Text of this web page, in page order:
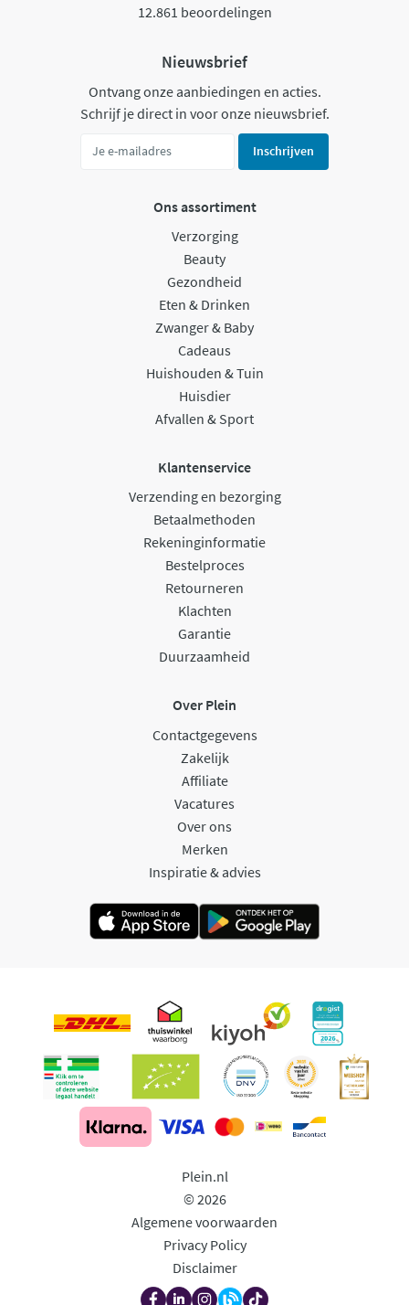
12.861 beoordelingen
Nieuwsbrief
Ontvang onze aanbiedingen en acties.
Schrijf je direct in voor onze nieuwsbrief.
Inschrijven
Ons assortiment
Verzorging
Beauty
Gezondheid
Eten & Drinken
Zwanger & Baby
Cadeaus
Huishouden & Tuin
Huisdier
Afvallen & Sport
Klantenservice
Verzending en bezorging
Betaalmethoden
Rekeninginformatie
Bestelproces
Retourneren
Klachten
Garantie
Duurzaamheid
Over Plein
Contactgegevens
Zakelijk
Affiliate
Vacatures
Over ons
Merken
Inspiratie & advies
Plein.nl
© 2026
Algemene voorwaarden
Privacy Policy
Disclaimer